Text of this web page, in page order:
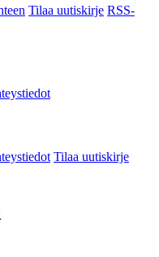
Tilaa uutiskirje RSS-
Tilaa uutiskirje